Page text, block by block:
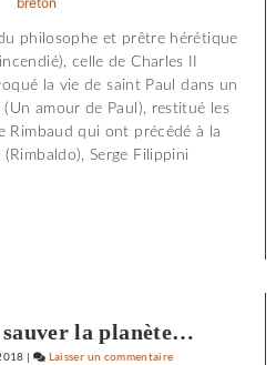
à
Utoya
»
philosophe et prêtre hérétique
celle de Charles II
la vie de saint Paul dans un
amour de Paul), restitué les
Rimbaud qui ont précédé à la
Serge Filippini
la planète…
| Laisser un commentaire